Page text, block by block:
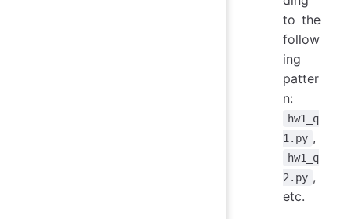
to the
follow
ing
patter
n:
hw1_q
1.py ,
hw1_q
2.py ,
etc.